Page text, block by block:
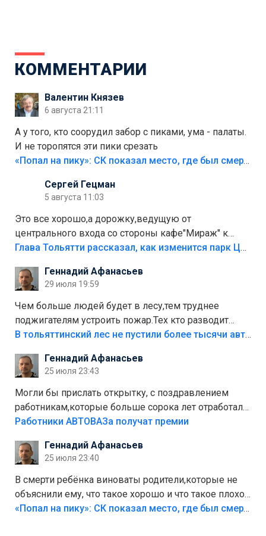
КОММЕНТАРИИ
Валентин Князев
6 августа 21:11
А у того, кто соорудил забор с пиками, ума - палаты.
И не торопятся эти пики срезать
«Попал на пику»: СК показал место, где был смертельно травмирован ребенок в Тольятти
Сергей Гецман
5 августа 11:03
Это все хорошо,а дорожку,ведущую от
центрального входа со стороны кафе"Мираж" к
аттракционам слабо доделать?А то бордюры
лежала в парке и испортилась.Да еще,видимо,часть
украли.
Глава Тольятти рассказал, как изменится парк Центрального района
Геннадий Афанасьев
29 июля 19:59
Чем больше людей будет в лесу,тем труднее
поджигателям устроить пожар.Тех кто разводит
костры,тех надо безбожно штрафовать.Камер полно
Штрафы мизерные.
В тольяттинский лес не пустили более тысячи автомобилей
Геннадий Афанасьев
25 июля 23:43
Могли бы прислать открытку, с поздравлением
работникам,которые больше сорока лет отработали
на предприятии.
Работники АВТОВАЗа получат премии
Геннадий Афанасьев
25 июля 23:40
В смерти ребёнка виноваты родители,которые не
объяснили ему, что такое хорошо и что такое плохо!
Лезть через такой забор,верх безумия,есть же
«Попал на пику»: СК показал место, где был смертельно травмирован ребенок в Тольятти